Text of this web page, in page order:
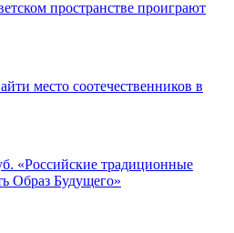
пространстве проиграют
место соотечественников в
«Российские традиционные
Образ Будущего»